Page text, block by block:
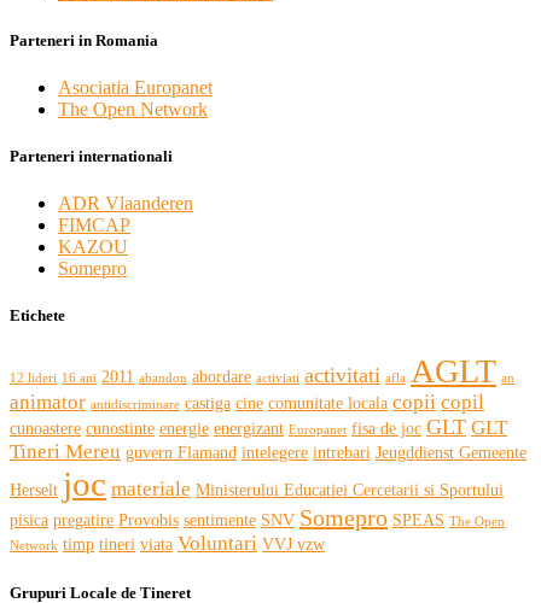
Parteneri in Romania
Asociatia Europanet
The Open Network
Parteneri internationali
ADR Vlaanderen
FIMCAP
KAZOU
Somepro
Etichete
12 lideri 16 ani 2011 abandon abordare activiati activitati afla AGLT an
animator antidiscriminare castiga cine comunitate locala copii copil
cunoastere cunostinte energie energizant Europanet fisa de joc GLT GLT
Tineri Mereu guvern Flamand intelegere intrebari Jeugddienst Gemeente
Herselt joc materiale Ministerului Educatiei Cercetarii si Sportului
pisica pregatire Provobis sentimente SNV Somepro SPEAS The Open
Network timp tineri viata Voluntari VVJ vzw
Grupuri Locale de Tineret